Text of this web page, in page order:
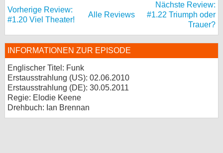
Vorherige Review:
#1.20 Viel Theater!
Alle Reviews
Nächste Review:
#1.22 Triumph oder
Trauer?
INFORMATIONEN ZUR EPISODE
Englischer Titel: Funk
Erstausstrahlung (US): 02.06.2010
Erstausstrahlung (DE): 30.05.2011
Regie: Elodie Keene
Drehbuch: Ian Brennan